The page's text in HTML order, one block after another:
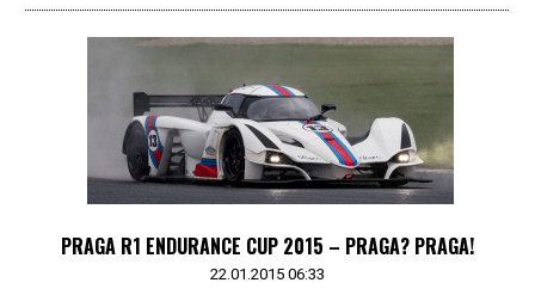
PRAGA R1 ENDURANCE CUP 2015 – PRAGA? PRAGA!
22.01.2015 06:33